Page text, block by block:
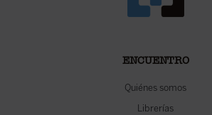
ENCUENTRO
Quiénes somos
Librerías